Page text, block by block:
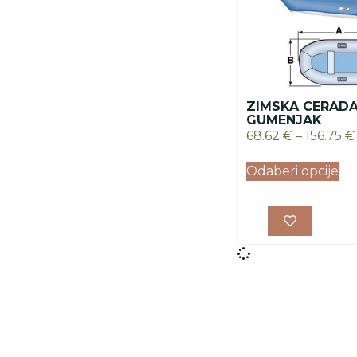
ZIMSKA
GUMENJAK
68.62 € – 156.75 €
Odaberi opcije